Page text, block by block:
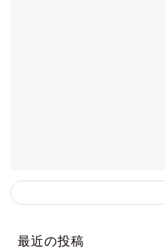
最近の投稿